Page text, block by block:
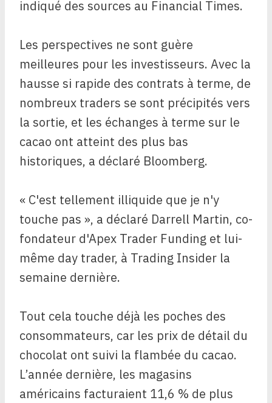
indiqué des sources au Financial Times.
Les perspectives ne sont guère
meilleures pour les investisseurs. Avec la
hausse si rapide des contrats à terme, de
nombreux traders se sont précipités vers
la sortie, et les échanges à terme sur le
cacao ont atteint des plus bas
historiques, a déclaré Bloomberg.
« C'est tellement illiquide que je n'y
touche pas », a déclaré Darrell Martin, co-
fondateur d'Apex Trader Funding et lui-
même day trader, à Trading Insider la
semaine dernière.
Tout cela touche déjà les poches des
consommateurs, car les prix de détail du
chocolat ont suivi la flambée du cacao.
L’année dernière, les magasins
américains facturaient 11,6 % de plus